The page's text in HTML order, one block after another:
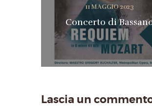
11 MAGGIO 2023
Concerto di
Lascia un